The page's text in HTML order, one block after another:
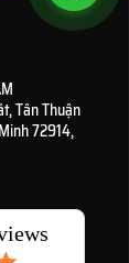
Tân Thuận
72914,